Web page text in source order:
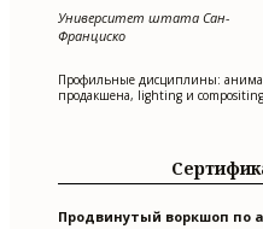
Университет штата Сан-
Франциско
Профильные дисциплины:
продакшена, lighting и
Продвинутый воркшоп по